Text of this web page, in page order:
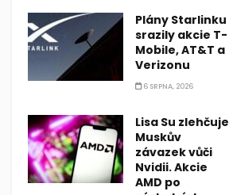
Plány Starlinku
srazily akcie T-
Mobile, AT&T a
Verizonu
6 SRPNA, 2026
Lisa Su zlehčuje
Muskův
závazek vůči
Nvidii. Akcie
AMD po